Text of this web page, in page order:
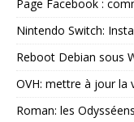
Page Facebook :
Nintendo Switch:
Reboot Debian sous
OVH: mettre à jour la
Roman: les